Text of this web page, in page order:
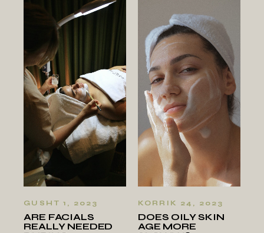
GUSHT 1, 2023
ARE FACIALS
REALLY NEEDED
KORRIK 24, 2023
DOES OILY SKIN
AGE MORE